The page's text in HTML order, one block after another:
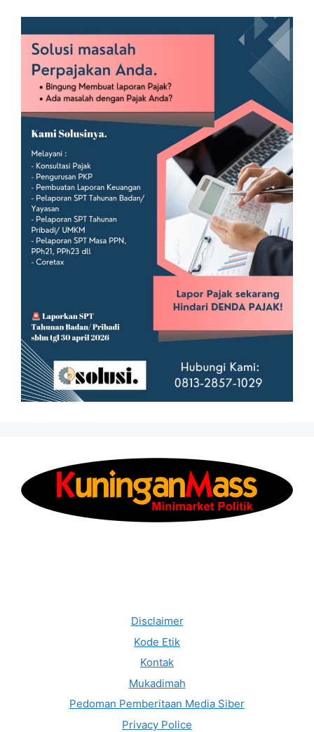
Disclaimer
Kode Etik
Kontak
Mukadimah
Pedoman Pemberitaan Media Siber
Privacy Police